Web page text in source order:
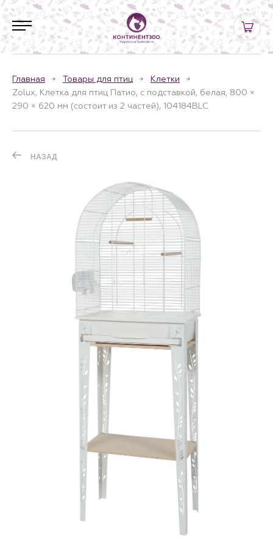
Главная Товары для птиц
Клетки
Zolux, Клетка для птиц Патио, с подставкой, белая, 800 ×
290 × 620 мм (состоит из 2 частей), 104184BLC
НАЗАД